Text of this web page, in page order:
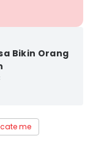
Bikin Orang
me